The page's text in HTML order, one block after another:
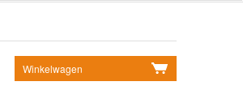
Winkelwagen